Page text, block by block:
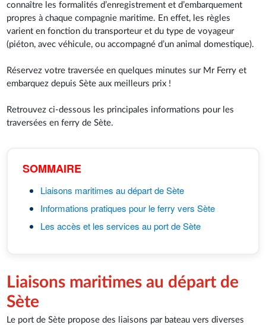
connaître les formalités d’enregistrement et d’embarquement
propres à chaque compagnie maritime. En effet, les règles
varient en fonction du transporteur et du type de voyageur
(piéton, avec véhicule, ou accompagné d’un animal domestique).
Réservez votre traversée en quelques minutes sur Mr Ferry et
embarquez depuis Sète aux meilleurs prix !
Retrouvez ci-dessous les principales informations pour les
traversées en ferry de Sète.
SOMMAIRE
Liaisons maritimes au départ de Sète
Informations pratiques pour le ferry vers Sète
Les accès et les services au port de Sète
Liaisons maritimes au départ de
Sète
Le port de Sète propose des liaisons par bateau vers diverses